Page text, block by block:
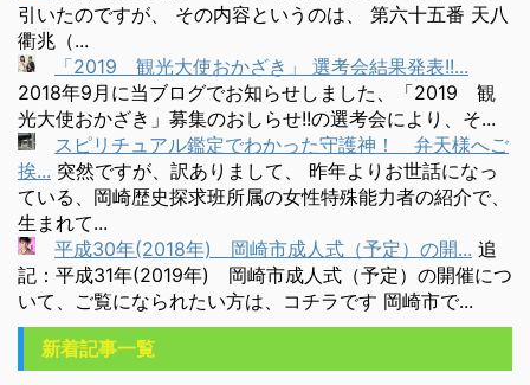
引いたのですが、 その内容というのは、 第六十五番 天八
衢兆（...
「2019 観光大使おかざき」 選考会結果発表!!...
2018年9月に当ブログでお知らせしました、「2019 観
光大使おかざき」募集のおしらせ!!の選考会により、そ...
スピリチュアル鑑定でわかった守護神！ 弁天様へご
挨... 突然ですが、訳ありまして、 昨年よりお世話になっ
ている、岡崎歴史探求班所属の女性特殊能力者の紹介で、
生まれて...
平成30年(2018年) 岡崎市成人式（予定）の開... 追
記：平成31年(2019年) 岡崎市成人式（予定）の開催につ
いて、ご覧になられたい方は、コチラです 岡崎市で...
新着記事一覧